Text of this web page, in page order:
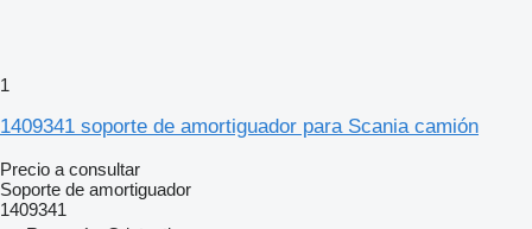
1
1409341 soporte de amortiguador para Scania camión
Precio a consultar
Soporte de amortiguador
1409341